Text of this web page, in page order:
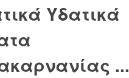
Υδατικά
...